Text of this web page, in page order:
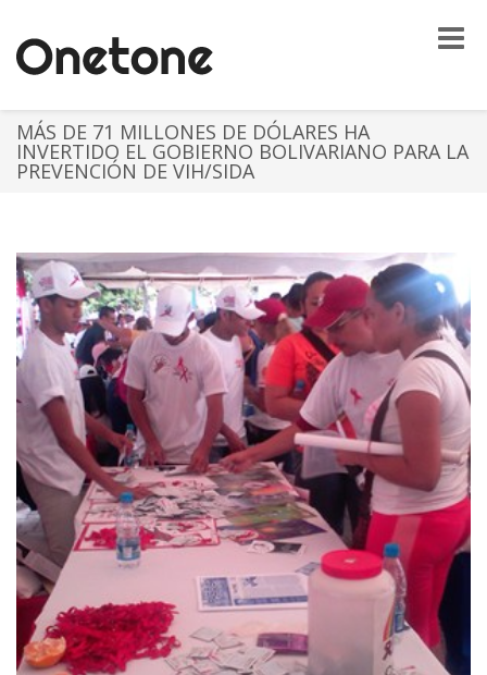
Toggle
MÁS DE 71 MILLONES DE DÓLARES HA
INVERTIDO EL GOBIERNO BOLIVARIANO PARA LA
PREVENCIÓN DE VIH/SIDA